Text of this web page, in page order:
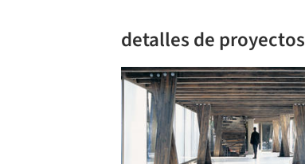
detalles de proyectos